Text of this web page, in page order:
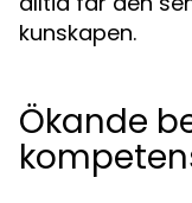
kunskapen.
Ökande